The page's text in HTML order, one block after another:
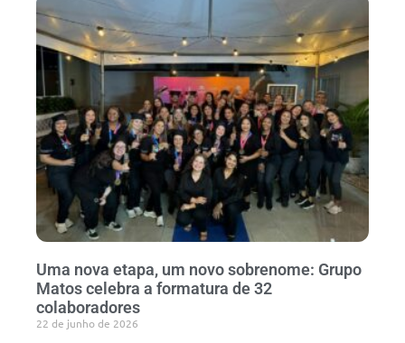
Uma nova etapa, um novo sobrenome: Grupo
Matos celebra a formatura de 32
colaboradores
22 de junho de 2026